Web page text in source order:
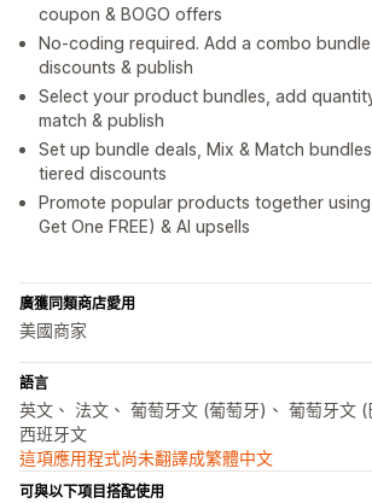
coupon & BOGO offers
No-coding required. Add a combo
discounts & publish
Select your product bundles, add
match & publish
Set up bundle deals, Mix & Match
tiered discounts
Promote popular products together using
Get One FREE) & AI upsells
廣獲同類商店愛用
美國商家
語言
英文、 法文、 葡萄牙文 (葡萄牙)、 葡萄牙文
西班牙文
這項應用程式尚未翻譯成繁體中文
可與以下項目搭配使用